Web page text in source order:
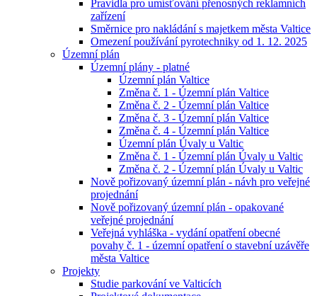
Pravidla pro umísťování přenosných reklamních
zařízení
Směrnice pro nakládání s majetkem města Valtice
Omezení používání pyrotechniky od 1. 12. 2025
Územní plán
Územní plány - platné
Územní plán Valtice
Změna č. 1 - Územní plán Valtice
Změna č. 2 - Územní plán Valtice
Změna č. 3 - Územní plán Valtice
Změna č. 4 - Územní plán Valtice
Územní plán Úvaly u Valtic
Změna č. 1 - Územní plán Úvaly u Valtic
Změna č. 2 - Územní plán Úvaly u Valtic
Nově pořizovaný územní plán - návh pro veřejné
projednání
Nově pořizovaný územní plán - opakované
veřejné projednání
Veřejná vyhláška - vydání opatření obecné
povahy č. 1 - územní opatření o stavební uzávěře
města Valtice
Projekty
Studie parkování ve Valticích